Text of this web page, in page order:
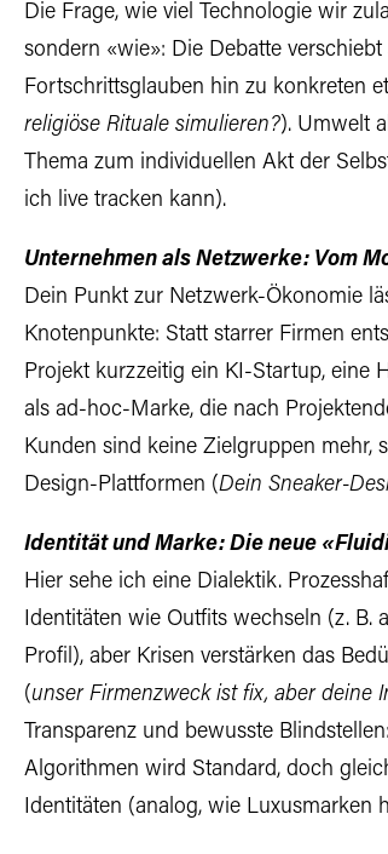
Die Frage, wie viel Technologie wir
sondern «wie»: Die Debatte
Fortschrittsglauben hin zu konkreten
religiöse Rituale simulieren?). Umwelt
Thema zum individuellen Akt der
ich live tracken kann).
Unternehmen als Netzwerke: Vom
Dein Punkt zur Netzwerk-Ökonomie
Knotenpunkte: Statt starrer Firmen
Projekt kurzzeitig ein KI-Startup, eine
als ad-hoc-Marke, die nach
Kunden sind keine Zielgruppen
Design-Plattformen (Dein Sneaker-
Identität und Marke: Die neue
Hier sehe ich eine Dialektik.
Identitäten wie Outfits wechseln (z. B.
Profil), aber Krisen verstärken das
(unser Firmenzweck ist fix, aber deine
Transparenz und bewusste
Algorithmen wird Standard, doch
Identitäten (analog, wie Luxusmarken